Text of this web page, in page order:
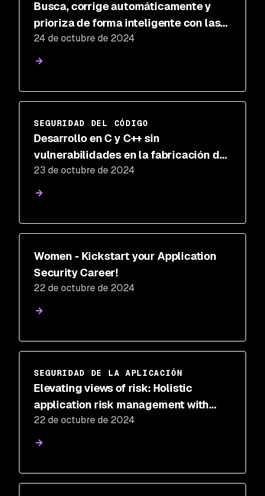
Busca, corrige automáticamente y
prioriza de forma inteligente con las
herramientas de seguridad de código
de Snyk impulsadas por IA
24 de octubre de 2024
SEGURIDAD DEL CÓDIGO
Desarrollo en C y C++ sin
vulnerabilidades en la fabricación de
automóviles y vehículos definidos por
software (SDV)
23 de octubre de 2024
Women - Kickstart your Application
Security Career!
22 de octubre de 2024
SEGURIDAD DE LA APLICACIÓN
Elevating views of risk: Holistic
application risk management with
Snyk
22 de octubre de 2024